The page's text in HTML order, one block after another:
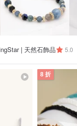
| 天然石飾品 5.0
8 折